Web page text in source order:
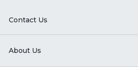
Contact Us
About Us